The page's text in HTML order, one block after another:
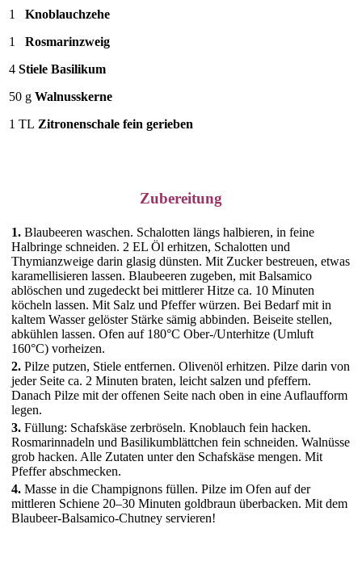
1
Knoblauchzehe
1
Rosmarinzweig
4 Stiele Basilikum
50 g Walnusskerne
1 TL Zitronenschale fein gerieben
Zubereitung
1. Blaubeeren waschen. Schalotten längs halbieren, in feine
Halbringe schneiden. 2 EL Öl erhitzen, Schalotten und
Thymianzweige darin glasig dünsten. Mit Zucker bestreuen, etwas
karamellisieren lassen. Blaubeeren zugeben, mit Balsamico
ablöschen und zugedeckt bei mittlerer Hitze ca. 10 Minuten
köcheln lassen. Mit Salz und Pfeffer würzen. Bei Bedarf mit in
kaltem Wasser gelöster Stärke sämig abbinden. Beiseite stellen,
abkühlen lassen. Ofen auf 180°C Ober-/Unterhitze (Umluft
160°C) vorheizen.
2. Pilze putzen, Stiele entfernen. Olivenöl erhitzen. Pilze darin von
jeder Seite ca. 2 Minuten braten, leicht salzen und pfeffern.
Danach Pilze mit der offenen Seite nach oben in eine Auflaufform
legen.
3. Füllung: Schafskäse zerbröseln. Knoblauch fein hacken.
Rosmarinnadeln und Basilikumblättchen fein schneiden. Walnüsse
grob hacken. Alle Zutaten unter den Schafskäse mengen. Mit
Pfeffer abschmecken.
4. Masse in die Champignons füllen. Pilze im Ofen auf der
mittleren Schiene 20–30 Minuten goldbraun überbacken. Mit dem
Blaubeer-Balsamico-Chutney servieren!